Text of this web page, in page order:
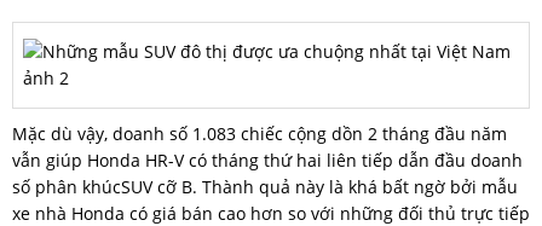
Mặc dù vậy, doanh số 1.083 chiếc cộng dồn 2 tháng đầu năm
vẫn giúp Honda HR-V có tháng thứ hai liên tiếp dẫn đầu doanh
số phân khúcSUV cỡ B. Thành quả này là khá bất ngờ bởi mẫu
xe nhà Honda có giá bán cao hơn so với những đối thủ trực tiếp